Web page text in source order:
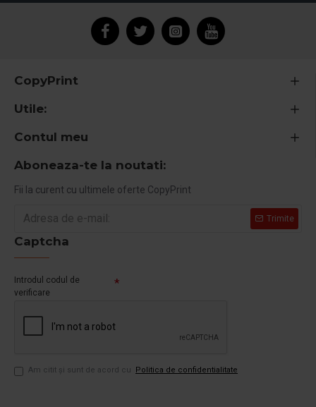
CopyPrint
Utile:
Contul meu
Aboneaza-te la noutati:
Fii la curent cu ultimele oferte CopyPrint
Trimite
Captcha
Introdul codul de
verificare
Am citit şi sunt de acord cu Politica de confidentialitate